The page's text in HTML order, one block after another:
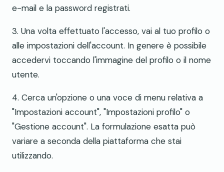
e-mail e la password registrati.
3. Una volta effettuato l'accesso, vai al tuo profilo o
alle impostazioni dell'account. In genere è possibile
accedervi toccando l'immagine del profilo o il nome
utente.
4. Cerca un'opzione o una voce di menu relativa a
"Impostazioni account", "Impostazioni profilo" o
"Gestione account". La formulazione esatta può
variare a seconda della piattaforma che stai
utilizzando.